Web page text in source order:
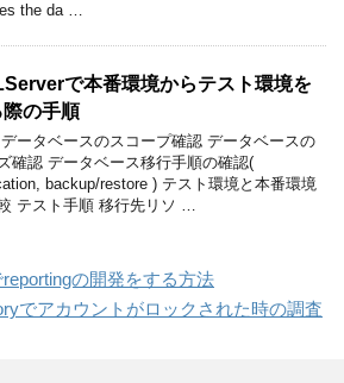
the da …
で本番環境からテスト環境を
の手順
ータベースのスコープ確認 データベースの
確認 データベース移行手順の確認(
backup/restore ) テスト環境と本番環境
テスト手順 移行先リソ …
の開発をする方法
でアカウントがロックされた時の調査